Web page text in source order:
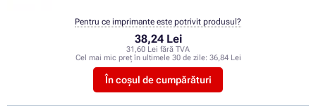
38,24 Lei
31,60 Lei fără TVA
Cel mai mic preț în ultimele 30 de zile: 36,84 Lei
În coșul de cumpărături
Pentru ce imprimante este potrivit produsul?